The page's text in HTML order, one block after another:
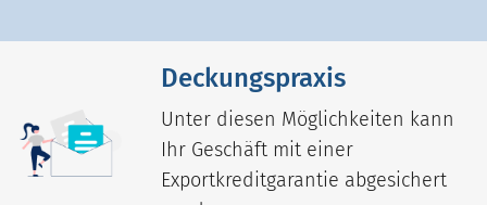
Deckungspraxis
Unter diesen Möglichkeiten kann
Ihr Geschäft mit einer
Exportkreditgarantie abgesichert